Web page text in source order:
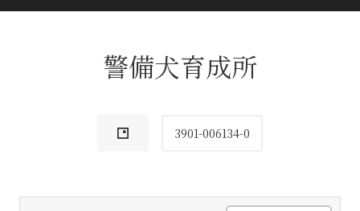
警備犬育成所
3901-006134-0